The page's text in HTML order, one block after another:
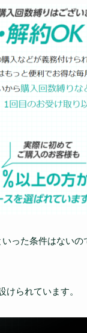
った条件はないの
られています。